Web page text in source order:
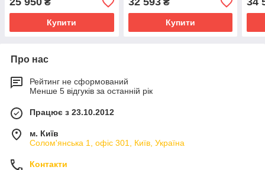
₴
Купити
₴
Купити
Про нас
Рейтинг не сформований
Менше 5 відгуків за останній рік
Працює з 23.10.2012
м. Київ
Солом'янська 1, офіс 301, Київ, Україна
Контакти